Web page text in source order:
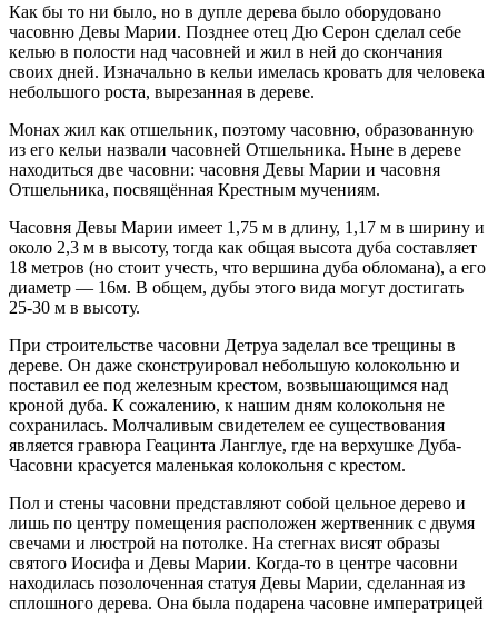
Как бы то ни было, но в дупле дерева было оборудовано
часовню Девы Марии. Позднее отец Дю Серон сделал себе
келью в полости над часовней и жил в ней до скончания
своих дней. Изначально в кельи имелась кровать для человека
небольшого роста, вырезанная в дереве.
Монах жил как отшельник, поэтому часовню, образованную
из его кельи назвали часовней Отшельника. Ныне в дереве
находиться две часовни: часовня Девы Марии и часовня
Отшельника, посвящённая Крестным мучениям.
Часовня Девы Марии имеет 1,75 м в длину, 1,17 м в ширину и
около 2,3 м в высоту, тогда как общая высота дуба составляет
18 метров (но стоит учесть, что вершина дуба обломана), а его
диаметр — 16м. В общем, дубы этого вида могут достигать
25-30 м в высоту.
При строительстве часовни Детруа заделал все трещины в
дереве. Он даже сконструировал небольшую колокольню и
поставил ее под железным крестом, возвышающимся над
кроной дуба. К сожалению, к нашим дням колокольня не
сохранилась. Молчаливым свидетелем ее существования
является гравюра Геацинта Ланглуе, где на верхушке Дуба-
Часовни красуется маленькая колокольня с крестом.
Пол и стены часовни представляют собой цельное дерево и
лишь по центру помещения расположен жертвенник с двумя
свечами и люстрой на потолке. На стегнах висят образы
святого Иосифа и Девы Марии. Когда-то в центре часовни
находилась позолоченная статуя Девы Марии, сделанная из
сплошного дерева. Она была подарена часовне императрицей